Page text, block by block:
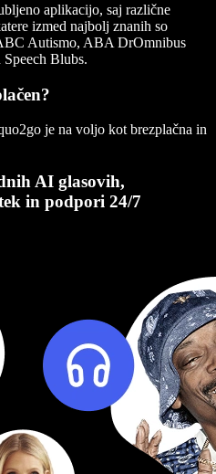
aplikacijo, saj različne
izmed najbolj znanih so
Autismo, ABA DrOmnibus
Blubs.
je na voljo kot brezplačna in
AI glasovih,
in podpori 24/7